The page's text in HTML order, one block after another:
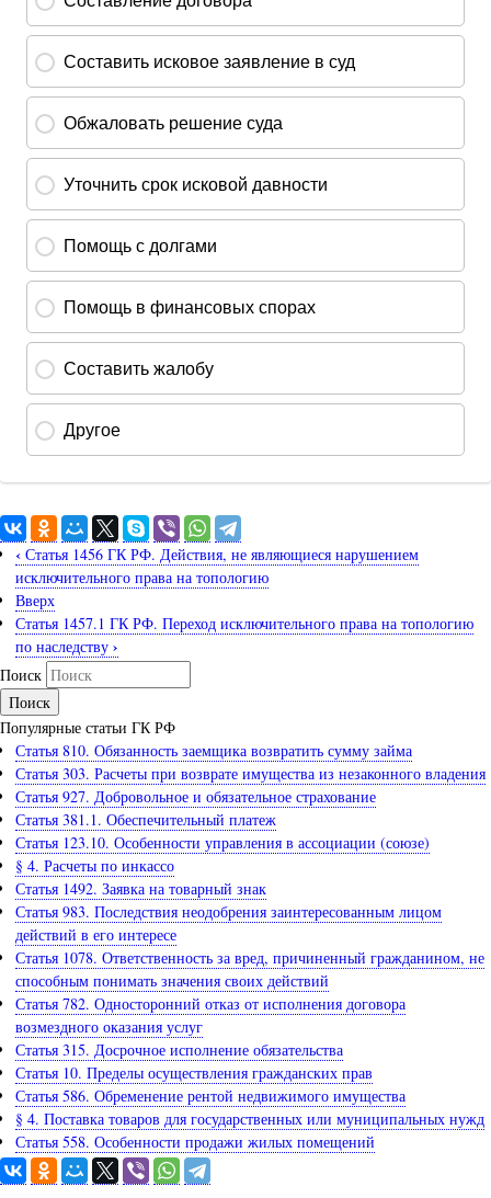
‹ Статья 1456 ГК РФ. Действия, не являющиеся нарушением
исключительного права на топологию
Вверх
Статья 1457.1 ГК РФ. Переход исключительного права на топологию
по наследству ›
Поиск
Популярные статьи ГК РФ
Статья 810. Обязанность заемщика возвратить сумму займа
Статья 303. Расчеты при возврате имущества из незаконного владения
Статья 927. Добровольное и обязательное страхование
Статья 381.1. Обеспечительный платеж
Статья 123.10. Особенности управления в ассоциации (союзе)
§ 4. Расчеты по инкассо
Статья 1492. Заявка на товарный знак
Статья 983. Последствия неодобрения заинтересованным лицом
действий в его интересе
Статья 1078. Ответственность за вред, причиненный гражданином, не
способным понимать значения своих действий
Статья 782. Односторонний отказ от исполнения договора
возмездного оказания услуг
Статья 315. Досрочное исполнение обязательства
Статья 10. Пределы осуществления гражданских прав
Статья 586. Обременение рентой недвижимого имущества
§ 4. Поставка товаров для государственных или муниципальных нужд
Статья 558. Особенности продажи жилых помещений